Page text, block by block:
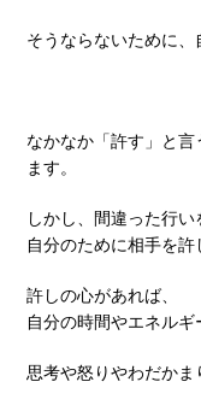
そうならないために、
なかなか「許す」と
ます。
しかし、間違った行い
自分のために相手を許
許しの心があれば、
自分の時間やエネルギ
思考や怒りやわだかま